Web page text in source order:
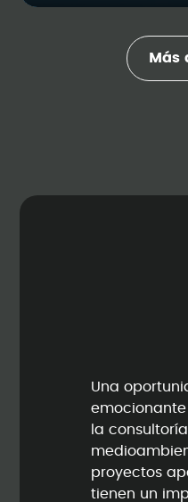
Más
Una
la consultoría
proyectos
tienen un